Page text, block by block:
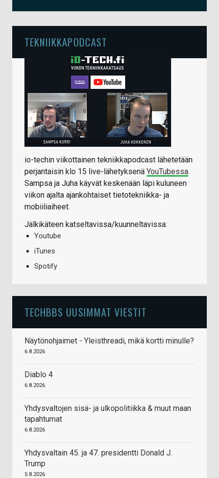
TEKNIIKKAPODCAST
io-techin viikottainen tekniikkapodcast lähetetään
perjantaisin klo 15 live-lähetyksenä YouTubessa.
Sampsa ja Juha käyvät keskenään läpi kuluneen
viikon ajalta ajankohtaiset tietotekniikka- ja
mobiiliaiheet.
Jälkikäteen katseltavissa/kuunneltavissa:
Youtube
iTunes
Spotify
TECHBBS UUSIMMAT VIESTIT
Näytönohjaimet - Yleisthreadi, mikä kortti minulle?
6.8.2026
Diablo 4
6.8.2026
Yhdysvaltojen sisä- ja ulkopolitiikka & muut maan
tapahtumat
6.8.2026
Yhdysvaltain 45. ja 47. presidentti Donald J.
Trump
5.8.2026